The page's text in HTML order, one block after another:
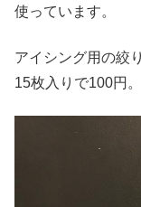
使っています。
アイシング用の絞
15枚入りで100円。